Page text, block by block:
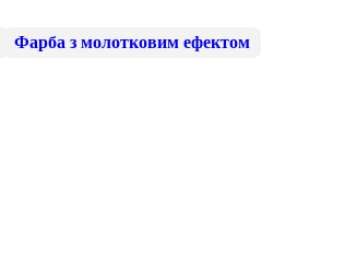
Фарба з молотковим ефектом